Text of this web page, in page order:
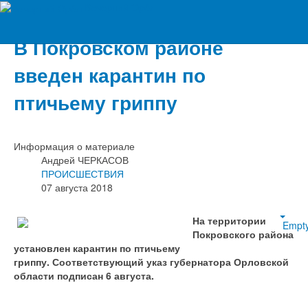
В Покровском районе
введен карантин по
птичьему гриппу
Информация о материале
Андрей ЧЕРКАСОВ
ПРОИСШЕСТВИЯ
07 августа 2018
На территории
Покровского района
установлен карантин по птичьему
гриппу. Соответствующий указ губернатора Орловской
области подписан 6 августа.